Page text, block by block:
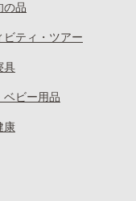
の品
ビティ・ツアー
具
ベビー用品
康